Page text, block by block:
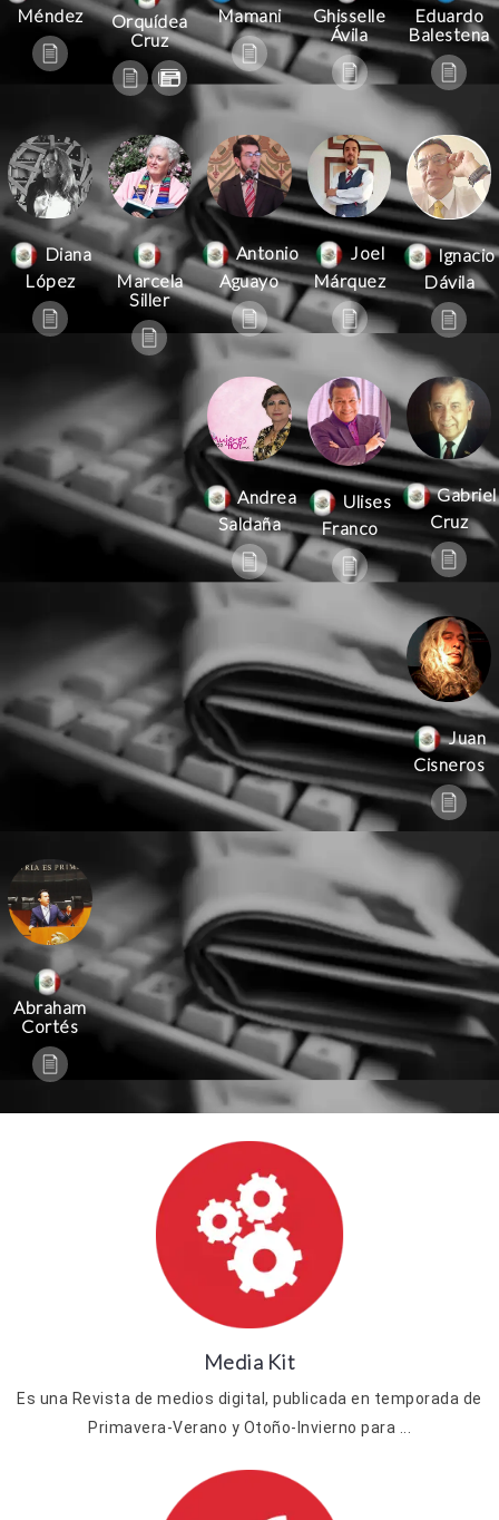
Méndez
Orquídea
Cruz
Mamani
Ghisselle
Ávila
Eduardo
Balestena
Diana
López
Marcela
Siller
Antonio
Aguayo
Joel
Márquez
Ignacio
Dávila
Andrea
Saldaña
Ulises
Franco
Gabriel
Cruz
Juan
Cisneros
Abraham
Cortés
Media Kit
Es una Revista de medios digital, publicada en temporada de
Primavera-Verano y Otoño-Invierno para ...